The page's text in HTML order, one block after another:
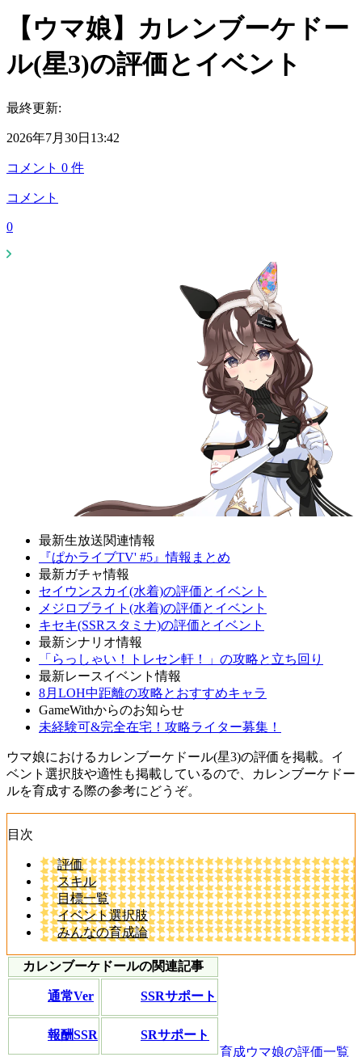
【ウマ娘】カレンブーケドー
ル(星3)の評価とイベント
最終更新:
2026年7月30日13:42
コメント 0 件
コメント
0
最新生放送関連情報
『ぱかライブTV' #5』情報まとめ
最新ガチャ情報
セイウンスカイ(水着)の評価とイベント
メジロブライト(水着)の評価とイベント
キセキ(SSRスタミナ)の評価とイベント
最新シナリオ情報
「らっしゃい！トレセン軒！」の攻略と立ち回り
最新レースイベント情報
8月LOH中距離の攻略とおすすめキャラ
GameWithからのお知らせ
未経験可&完全在宅！攻略ライター募集！
ウマ娘におけるカレンブーケドール(星3)の評価を掲載。イ
ベント選択肢や適性も掲載しているので、カレンブーケドー
ルを育成する際の参考にどうぞ。
目次
評価
スキル
目標一覧
イベント選択肢
みんなの育成論
カレンブーケドールの関連記事
通常Ver SSRサポート
報酬SSR
SRサポート
育成ウマ娘の評価一覧